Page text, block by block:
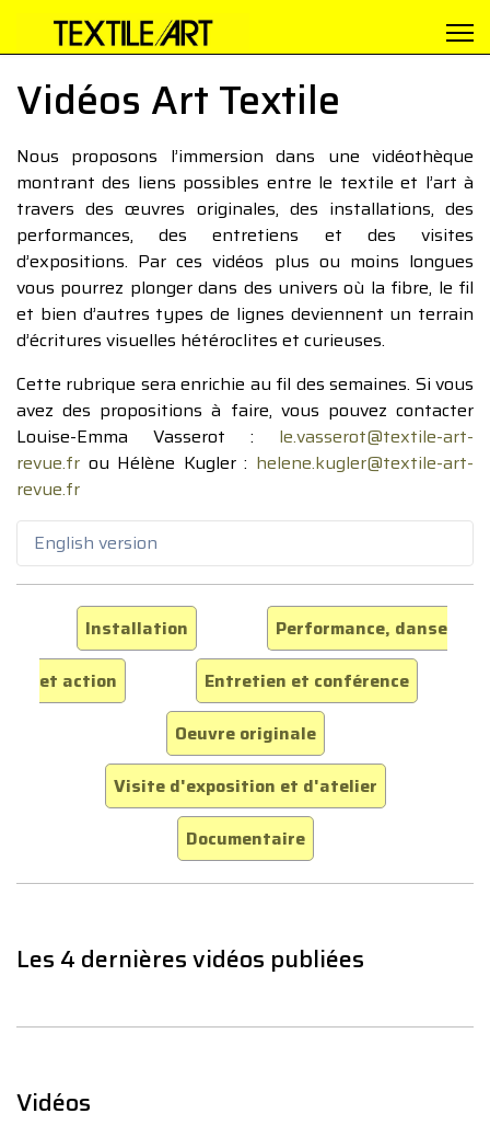
Vidéos Art Textile
Nous proposons l’immersion dans une vidéothèque
montrant des liens possibles entre le textile et l’art à
travers des œuvres originales, des installations, des
performances, des entretiens et des visites
d’expositions. Par ces vidéos plus ou moins longues
vous pourrez plonger dans des univers où la fibre, le fil
et bien d’autres types de lignes deviennent un terrain
d’écritures visuelles hétéroclites et curieuses.
Cette rubrique sera enrichie au fil des semaines. Si vous
avez des propositions à faire, vous pouvez contacter
Louise-Emma Vasserot : le.vasserot@textile-art-
revue.fr ou Hélène Kugler : helene.kugler@textile-art-
revue.fr
English version
Installation
Performance, danse
et action
Entretien et conférence
Oeuvre originale
Visite d'exposition et d'atelier
Documentaire
Les 4 dernières vidéos publiées
Vidéos